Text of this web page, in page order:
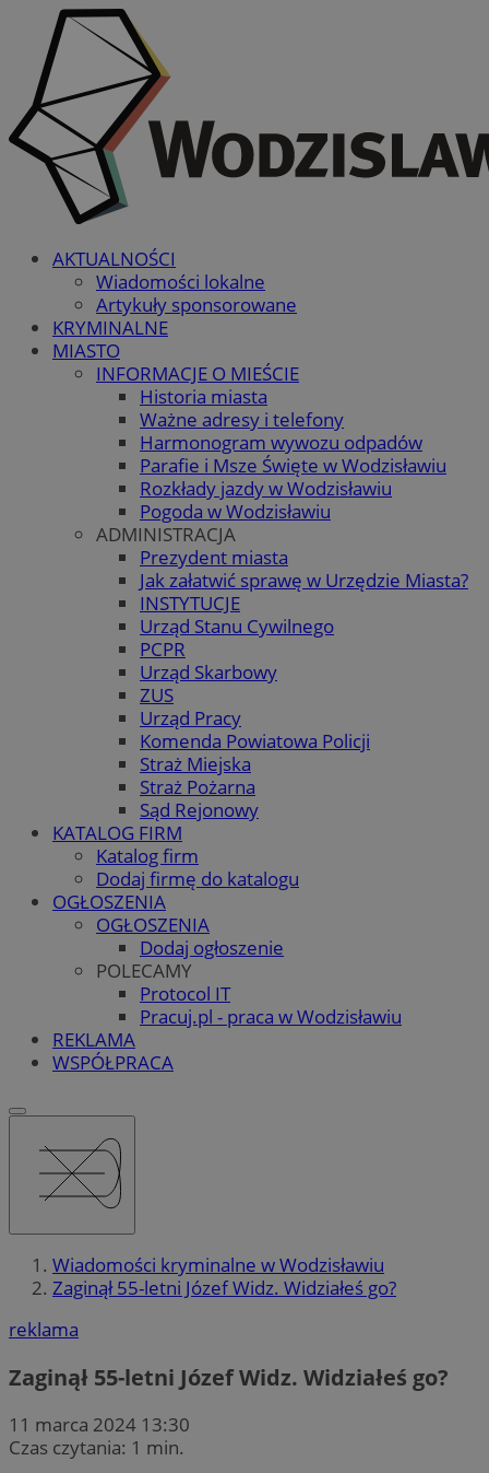
AKTUALNOŚCI
Wiadomości lokalne
Artykuły sponsorowane
KRYMINALNE
MIASTO
INFORMACJE O MIEŚCIE
Historia miasta
Ważne adresy i telefony
Harmonogram wywozu odpadów
Parafie i Msze Święte w Wodzisławiu
Rozkłady jazdy w Wodzisławiu
Pogoda w Wodzisławiu
ADMINISTRACJA
Prezydent miasta
Jak załatwić sprawę w Urzędzie Miasta?
INSTYTUCJE
Urząd Stanu Cywilnego
PCPR
Urząd Skarbowy
ZUS
Urząd Pracy
Komenda Powiatowa Policji
Straż Miejska
Straż Pożarna
Sąd Rejonowy
KATALOG FIRM
Katalog firm
Dodaj firmę do katalogu
OGŁOSZENIA
OGŁOSZENIA
Dodaj ogłoszenie
POLECAMY
Protocol IT
Pracuj.pl - praca w Wodzisławiu
REKLAMA
WSPÓŁPRACA
Wiadomości kryminalne w Wodzisławiu
Zaginął 55-letni Józef Widz. Widziałeś go?
reklama
Zaginął 55-letni Józef Widz. Widziałeś go?
11 marca 2024 13:30
Czas czytania: 1 min.